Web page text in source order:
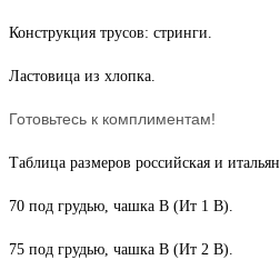
Конструкция трусов: стринги.
Ластовица из хлопка.
Готовьтесь к комплиментам!
Таблица размеров российская и
70 под грудью, чашка В (Ит 1 В).
75 под грудью, чашка В (Ит 2 В).